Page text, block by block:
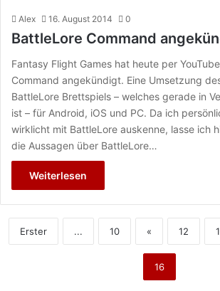
Alex 16. August 2014 0
BattleLore Command
Fantasy Flight Games hat heute per
Command angekündigt. Eine Umsetzung
BattleLore Brettspiels – welches gerade in
ist – für Android, iOS und PC. Da ich
wirklicht mit BattleLore auskenne, lasse ich
die Aussagen über BattleLore…
Weiterlesen
Erster ... 10 « 12
16